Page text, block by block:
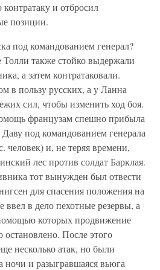
и отбросил
позиции.
под командованием генерал?
также стойко выдержали
а затем контратаковали.
в пользу русских, а у Ланна
сил, чтобы изменить ход боя.
французам спешно прибыла
Даву под командованием генерала
и, не теряя времени,
лес против солдат Барклая.
тот вынужден был отвести
для спасения положения на
ввел в дело пехотные резервы, а
которых продвижение
После этого
несколько атак, но были
ночи и разыгравшаяся вьюга